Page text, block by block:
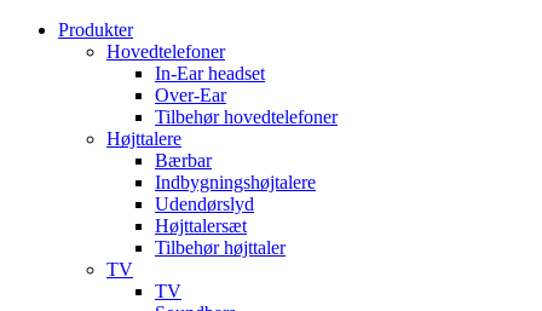
VidereProdukter
Hovedtelefoner
In-Ear headset
Over-Ear
Tilbehør hovedtelefoner
Højttalere
Bærbar
Indbygningshøjtalere
Udendørslyd
Højttalersæt
Tilbehør højttaler
TV
TV